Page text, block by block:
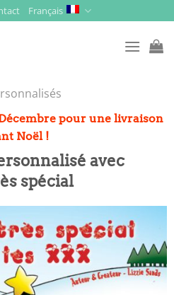
Français
pour une livraison
Noël !
avec
spécial